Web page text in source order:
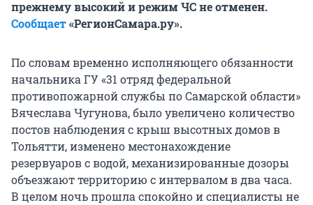
прежнему высокий и режим ЧС не отменен.
Сообщает«РегионСамара.ру».
По словам временно исполняющего обязанности
начальника ГУ «31 отряд федеральной
противопожарной службы по Самарской области»
Вячеслава Чугунова, было увеличено количество
постов наблюдения с крыш высотных домов в
Тольятти, изменено местонахождение
резервуаров с водой, механизированные дозоры
объезжают территорию с интервалом в два часа.
В целом ночь прошла спокойно и специалисты не